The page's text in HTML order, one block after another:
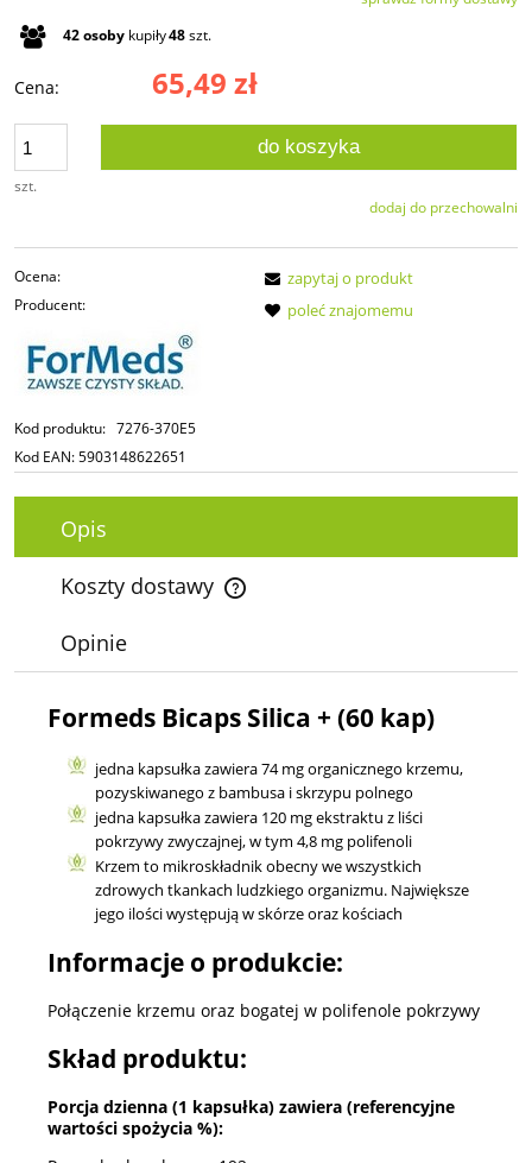
42osoby kupiły48szt.
Cena: 65,49 zł
szt.
do koszyka
dodaj do przechowalni
Ocena:
Producent:
Kod produktu: 7276-370E5
Kod EAN:5903148622651
zapytaj o produkt
poleć znajomemu
Opis
Koszty dostawy
Cena nie zawiera ewentualnych kosztów płatności
Opinie
Formeds Bicaps Silica + (60 kap)
jedna kapsułka zawiera 74 mg organicznego krzemu,
pozyskiwanego z bambusa i skrzypu polnego
jedna kapsułka zawiera 120 mg ekstraktu z liści
pokrzywy zwyczajnej, w tym 4,8 mg polifenoli
Krzem to mikroskładnik obecny we wszystkich
zdrowych tkankach ludzkiego organizmu. Największe
jego ilości występują w skórze oraz kościach
Informacje o produkcie:
Połączenie krzemu oraz bogatej w polifenole pokrzywy
Skład produktu:
Porcja dzienna (1 kapsułka) zawiera (referencyjne
wartości spożycia %):